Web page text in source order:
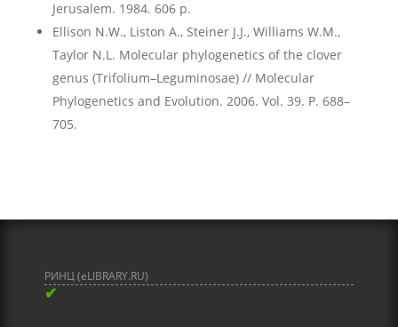
Jerusalem. 1984. 606 p.
Ellison N.W., Liston A., Steiner J.J., Williams W.M.,
Taylor N.L. Molecular phylogenetics of the clover
genus (Trifolium–Leguminosae) // Molecular
Phylogenetics and Evolution. 2006. Vol. 39. P. 688–
705.
РИНЦ (eLIBRARY.RU)
✔